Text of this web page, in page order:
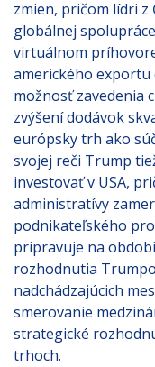
zmien, pričom lídri z
globálnej
virtuálnom
amerického exportu
možnosť zavedenia
zvýšení dodávok
európsky trh ako
svojej reči Trump
investovať v USA,
administratívy
podnikateľského
pripravuje na
rozhodnutia
nadchádzajúcich
smerovanie
strategické
trhoch.